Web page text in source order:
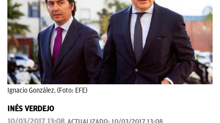
Ignacio González. (Foto: EFE)
INÉS VERDEJO